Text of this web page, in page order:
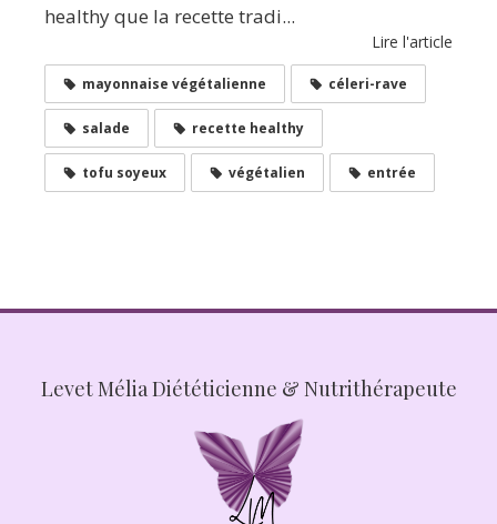
healthy que la recette tradi...
Lire l'article
mayonnaise végétalienne céleri-rave
salade recette healthy
tofu soyeux végétalien entrée
Levet Mélia Diététicienne & Nutrithérapeute